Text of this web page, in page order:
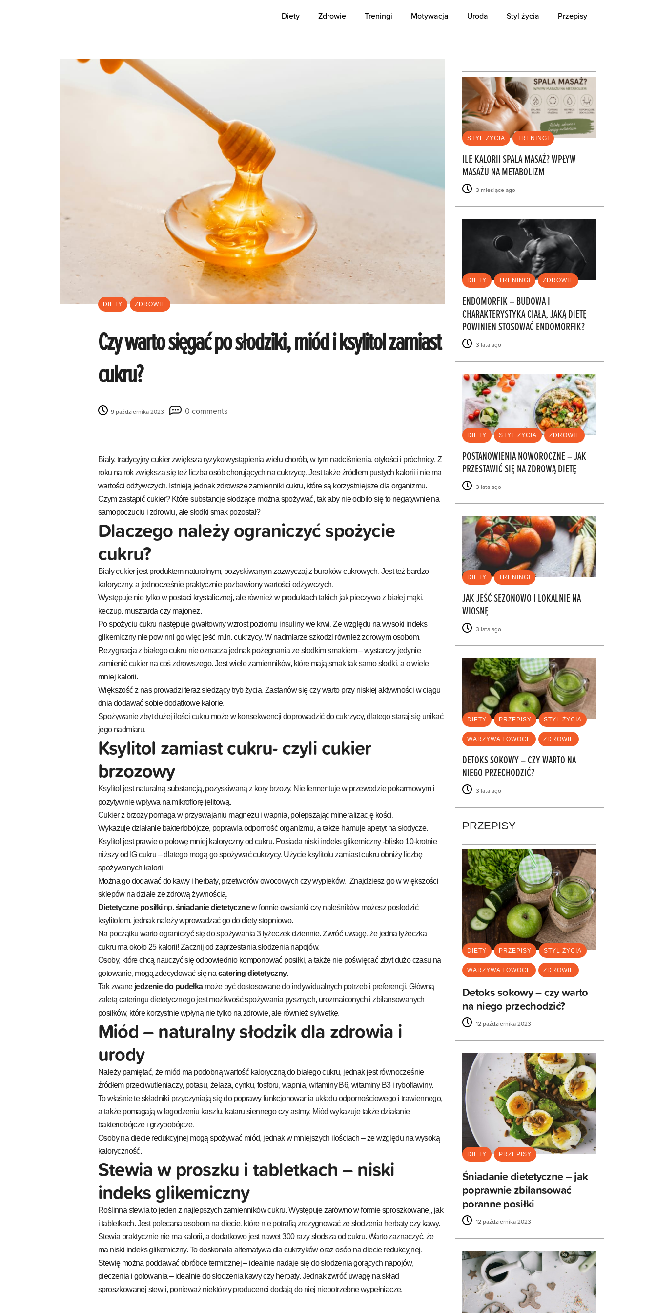
Diety Zdrowie Treningi Motywacja Uroda Styl życia Przepisy
DIETY ZDROWIE
Czy warto sięgać po słodziki, miód i ksylitol zamiast
cukru?
9 października 2023 0 comments
Biały, tradycyjny cukier zwiększa ryzyko wystąpienia wielu chorób, w tym nadciśnienia, otyłości i próchnicy. Z
roku na rok zwiększa się też liczba osób chorujących na cukrzycę. Jest także źródłem pustych kalorii i nie ma
wartości odżywczych. Istnieją jednak zdrowsze zamienniki cukru, które są korzystniejsze dla organizmu.
Czym zastąpić cukier? Które substancje słodzące można spożywać, tak aby nie odbiło się to negatywnie na
samopoczuciu i zdrowiu, ale słodki smak pozostał?
Dlaczego należy ograniczyć spożycie
cukru?
Biały cukier jest produktem naturalnym, pozyskiwanym zazwyczaj z buraków cukrowych. Jest też bardzo
kaloryczny, a jednocześnie praktycznie pozbawiony wartości odżywczych.
Występuje nie tylko w postaci krystalicznej, ale również w produktach takich jak pieczywo z białej mąki,
keczup, musztarda czy majonez.
Po spożyciu cukru następuje gwałtowny wzrost poziomu insuliny we krwi. Ze względu na wysoki indeks
glikemiczny nie powinni go więc jeść m.in. cukrzycy. W nadmiarze szkodzi również zdrowym osobom.
Rezygnacja z białego cukru nie oznacza jednak pożegnania ze słodkim smakiem – wystarczy jedynie
zamienić cukier na coś zdrowszego. Jest wiele zamienników, które mają smak tak samo słodki, a o wiele
mniej kalorii.
Większość z nas prowadzi teraz siedzący tryb życia. Zastanów się czy warto przy niskiej aktywności w ciągu
dnia dodawać sobie dodatkowe kalorie.
Spożywanie zbyt dużej ilości cukru może w konsekwencji doprowadzić do cukrzycy, dlatego staraj się unikać
jego nadmiaru.
Ksylitol zamiast cukru- czyli cukier
brzozowy
Ksylitol jest naturalną substancją, pozyskiwaną z kory brzozy. Nie fermentuje w przewodzie pokarmowym i
pozytywnie wpływa na mikroflorę jelitową.
Cukier z brzozy pomaga w przyswajaniu magnezu i wapnia, polepszając mineralizację kości.
Wykazuje działanie bakteriobójcze, poprawia odporność organizmu, a także hamuje apetyt na słodycze.
Ksylitol jest prawie o połowę mniej kaloryczny od cukru. Posiada niski indeks glikemiczny -blisko 10-krotnie
niższy od IG cukru – dlatego mogą go spożywać cukrzycy. Użycie ksylitolu zamiast cukru obniży liczbę
spożywanych kalorii.
Można go dodawać do kawy i herbaty, przetworów owocowych czy wypieków. Znajdziesz go w większości
sklepów na dziale ze zdrową żywnością.
Dietetyczne posiłkinp. śniadanie dietetycznew formie owsianki czy naleśników możesz posłodzić
ksylitolem, jednak należy wprowadzać go do diety stopniowo.
Na początku warto ograniczyć się do spożywania 3 łyżeczek dziennie. Zwróć uwagę, że jedna łyżeczka
cukru ma około 25 kalorii! Zacznij od zaprzestania słodzenia napojów.
Osoby, które chcą nauczyć się odpowiednio komponować posiłki, a także nie poświęcać zbyt dużo czasu na
gotowanie, mogą zdecydować się na catering dietetyczny.
Tak zwane jedzenie do pudełkamoże być dostosowane do indywidualnych potrzeb i preferencji. Główną
zaletą cateringu dietetycznego jest możliwość spożywania pysznych, urozmaiconych i zbilansowanych
posiłków, które korzystnie wpłyną nie tylko na zdrowie, ale również sylwetkę.
Miód – naturalny słodzik dla zdrowia i
urody
Należy pamiętać, że miód ma podobną wartość kaloryczną do białego cukru, jednak jest równocześnie
źródłem przeciwutleniaczy, potasu, żelaza, cynku, fosforu, wapnia, witaminy B6, witaminy B3 i ryboflawiny.
To właśnie te składniki przyczyniają się do poprawy funkcjonowania układu odpornościowego i trawiennego,
a także pomagają w łagodzeniu kaszlu, kataru siennego czy astmy. Miód wykazuje także działanie
bakteriobójcze i grzybobójcze.
Osoby na diecie redukcyjnej mogą spożywać miód, jednak w mniejszych ilościach – ze względu na wysoką
kaloryczność.
Stewia w proszku i tabletkach – niski
indeks glikemiczny
Roślinna stewia to jeden z najlepszych zamienników cukru. Występuje zarówno w formie sproszkowanej, jak
i tabletkach. Jest polecana osobom na diecie, które nie potrafią zrezygnować ze słodzenia herbaty czy kawy.
Stewia praktycznie nie ma kalorii, a dodatkowo jest nawet 300 razy słodsza od cukru. Warto zaznaczyć, że
ma niski indeks glikemiczny. To doskonała alternatywa dla cukrzyków oraz osób na diecie redukcyjnej.
Stewię można poddawać obróbce termicznej – idealnie nadaje się do słodzenia gorących napojów,
pieczenia i gotowania – idealnie do słodzenia kawy czy herbaty. Jednak zwróć uwagę na skład
sproszkowanej stewii, ponieważ niektórzy producenci dodają do niej niepotrzebne wypełniacze.
STYL ŻYCIA TRENINGI
ILE KALORII SPALA MASAŻ? WPŁYW
MASAŻU NA METABOLIZM
3 miesiące ago
DIETY TRENINGI ZDROWIE
ENDOMORFIK – BUDOWA I
CHARAKTERYSTYKA CIAŁA, JAKĄ DIETĘ
POWINIEN STOSOWAĆ ENDOMORFIK?
3 lata ago
DIETY STYL ŻYCIA ZDROWIE
POSTANOWIENIA NOWOROCZNE – JAK
PRZESTAWIĆ SIĘ NA ZDROWĄ DIETĘ
3 lata ago
DIETY TRENINGI
JAK JEŚĆ SEZONOWO I LOKALNIE NA
WIOSNĘ
3 lata ago
DIETY PRZEPISY STYL ŻYCIA
WARZYWA I OWOCE ZDROWIE
DETOKS SOKOWY – CZY WARTO NA
NIEGO PRZECHODZIĆ?
3 lata ago
PRZEPISY
DIETY PRZEPISY STYL ŻYCIA
WARZYWA I OWOCE ZDROWIE
Detoks sokowy – czy warto
na niego przechodzić?
12 października 2023
DIETY PRZEPISY
Śniadanie dietetyczne – jak
poprawnie zbilansować
poranne posiłki
12 października 2023